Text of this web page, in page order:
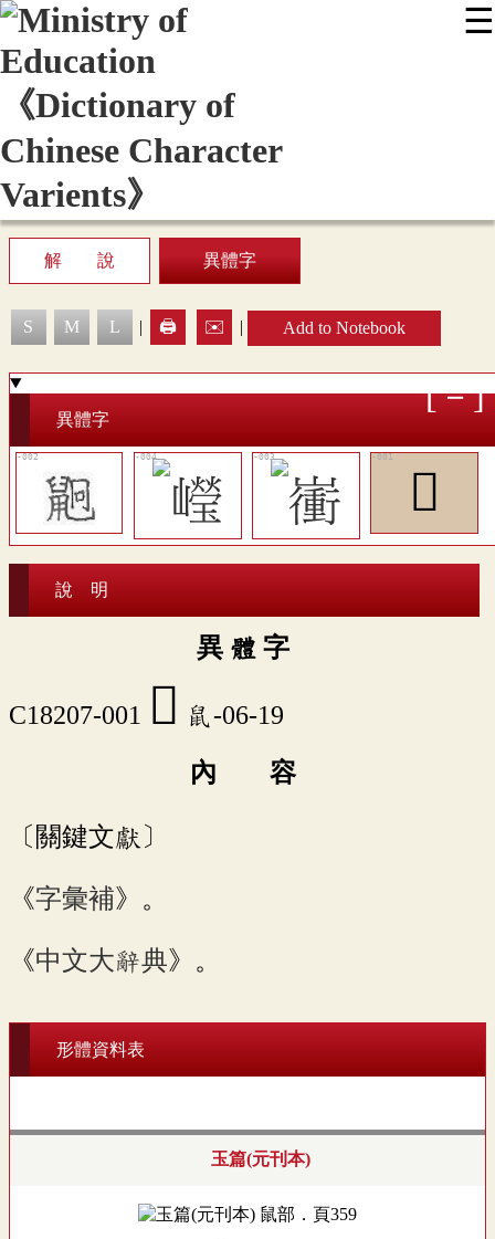
☰
Display Mode
Sitemap
解 說 異體字
S M L | 🖨️ ✉️ | Add to Notebook
異體字
𪕙
說 明
異 體 字
C18207-001 𪕙 鼠-06-19
內 容
〔關鍵文獻〕
《字彙補》。
《中文大辭典》。
形體資料表
玉篇(元刊本)